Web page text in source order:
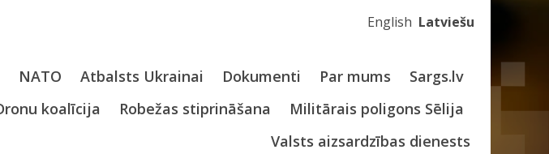
English Latviešu
NATO Atbalsts Ukrainai Dokumenti Par mums
Sargs.lv
koalīcija Robežas stiprināšana
Militārais poligons Sēlija
Valsts aizsardzības dienests